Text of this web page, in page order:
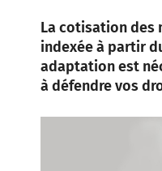
La cotisation des
indexée à partir
adaptation est
à défendre vos